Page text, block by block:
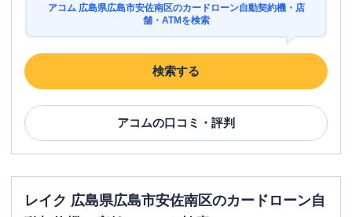
アコム 広島県広島市安佐南区のカードローン自動契約機・店
舗・ATMを検索
検索する
アコムの口コミ・評判
レイク 広島県広島市安佐南区のカードローン自